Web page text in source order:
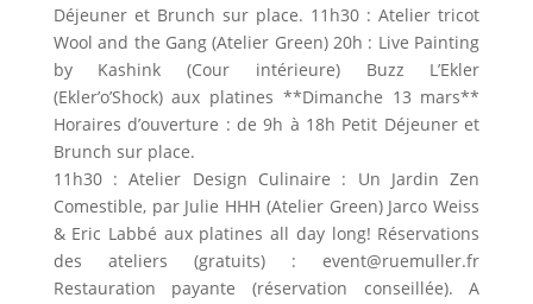
Déjeuner et Brunch sur place. 11h30 : Atelier tricot
Wool and the Gang (Atelier Green) 20h : Live Painting
by Kashink (Cour intérieure) Buzz L’Ekler
(Ekler’o’Shock) aux platines **Dimanche 13 mars**
Horaires d’ouverture : de 9h à 18h Petit Déjeuner et
Brunch sur place.
11h30 : Atelier Design Culinaire : Un Jardin Zen
Comestible, par Julie HHH (Atelier Green) Jarco Weiss
& Eric Labbé aux platines all day long! Réservations
des ateliers (gratuits) : event@ruemuller.fr
Restauration payante (réservation conseillée). A